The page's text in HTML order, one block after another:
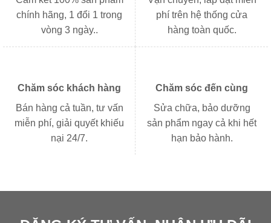
chính hãng, 1 đổi 1 trong
vòng 3 ngày..
phí trên hệ thống cửa
hàng toàn quốc.
Chăm sóc khách hàng
Bán hàng cả tuần, tư vấn
miễn phí, giải quyết khiếu
nại 24/7.
Chăm sóc đến cùng
Sửa chữa, bảo dưỡng
sản phẩm ngay cả khi hết
hạn bảo hành.